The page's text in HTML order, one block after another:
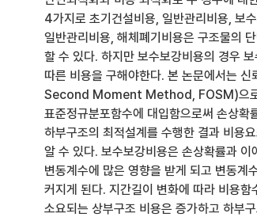
4가지로 초기건설비용, 일반관리비용, 보
일반관리비용, 해체폐기비용은 구조물의
할 수 있다. 하지만 보수보강비용의 경우
따른 비용을 구해야한다. 본 논문에서는
Second Moment Method, FOSM)으로
표준정규분포함수에 대입함으로써 손상
하부구조의 최적설계를 수행한 결과 비용
알 수 있다. 보수보강비용은 손상확률과
변동계수에 많은 영향을 받게 되고 변동계
커지게 된다. 지간길이 변화에 따라 비용
소요되는 상부구조 비용은 증가하고 하부